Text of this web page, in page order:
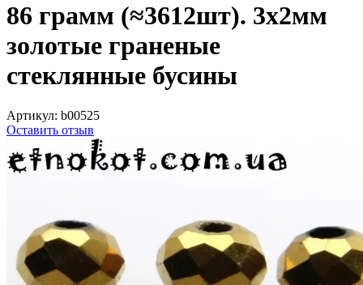
86 грамм (≈3612шт). 3х2мм
золотые граненые
стеклянные бусины
Артикул: b00525
Оставить отзыв